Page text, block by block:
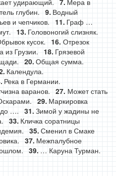
удирающий.
Мера в
глубин.
Водный
и чепчиков.
Граф …
Головоногий слизняк.
кусок.
Отрезок
из Грузии.
Грязевой
Общая сумма.
Календула.
Река в Германии.
варанов.
Может стать
Маркировка
….
Зимой у жадины не
Кличка соратницы
Сменил в Смаке
Межпалубное
… Каруна Турман.